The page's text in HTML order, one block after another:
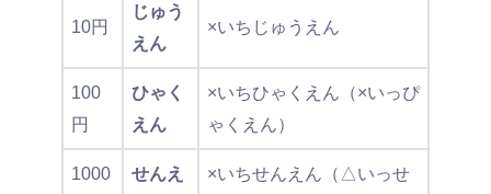
10円
じゅう
えん
×いちじゅうえん
100
円
ひゃく
えん
×いちひゃくえん（×いっぴ
ゃくえん）
1000
せんえ
×いちせんえん（△いっせ